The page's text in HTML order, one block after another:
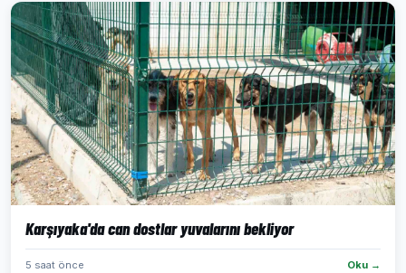
Karşıyaka'da can dostlar yuvalarını bekliyor
5 saat önce Oku →